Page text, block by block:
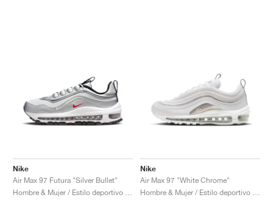
Nike
Air Max 97 Futura "Silver Bullet"
Nike
Air Max 97 "White Chrome"